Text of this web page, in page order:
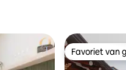
Favoriet van
Favoriet van